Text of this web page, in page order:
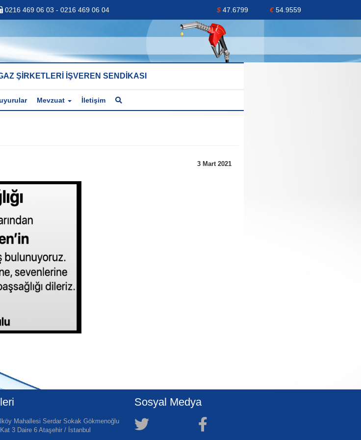
0216 469 06 03 - 0216 469 06 04 $ 47.6799 €54.9559
ŞİRKETLERİ İŞVEREN SENDİKASI
Mevzuat İletişim
3 Mart 2021
Mahallesi Serdar Sokak Gökmenoğlu
3 Daire 6 Ataşehir / İstanbul
Sosyal Medya